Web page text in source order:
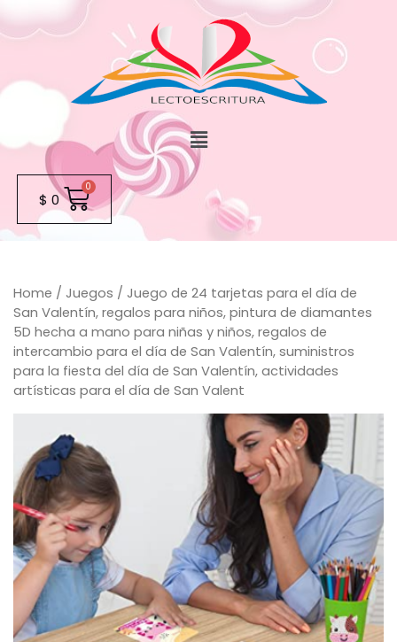
$ 0
Home / Juegos / Juego de 24 tarjetas para el día de
San Valentín, regalos para niños, pintura de diamantes
5D hecha a mano para niñas y niños, regalos de
intercambio para el día de San Valentín, suministros
para la fiesta del día de San Valentín, actividades
artísticas para el día de San Valent